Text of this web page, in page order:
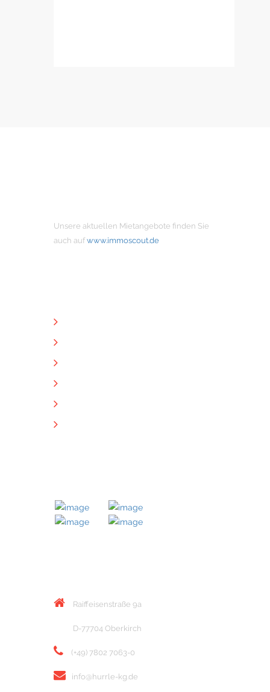
Unsere aktuellen Mietangebote finden Sie
auch auf www.immoscout.de
Raiffeisenstraße 9a
D-77704 Oberkirch
(+49) 7802 7063-0
info@hurrle-kg.de